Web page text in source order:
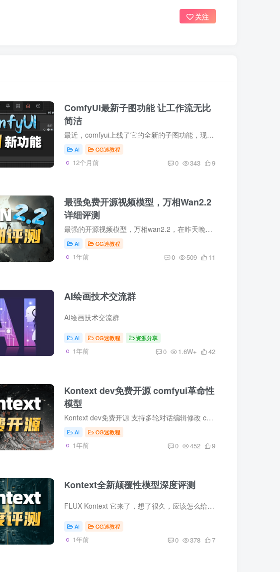
关注
ComfyUI最新子图功能 让工作流无比
简洁
最近，comfyui上线了它的全新的子图功能，现在我们只需框选上对应的节点，点击一下这个子图按钮，瞬间工作流就变得无比简洁清爽了。
AI CG迷教程
12个月前 0 343 9
最强免费开源视频模型，万相Wan2.2
详细评测
最强的开源视频模型，万相wan2.2，在昨天晚上，正式开放给大家下载了，这次万相2.2改用了全新的MoE架构，接下来就给大家详细测试一下wan2.2在comfyui中的实测表现效果。
AI CG迷教程
1年前 0 509 11
AI绘画技术交流群
AI绘画技术交流群
AI CG迷教程 资源分享
1年前 0 1.6W+ 42
Kontext dev免费开源 comfyui革命性
模型
Kontext dev免费开源 支持多轮对话编辑修改 comfyui革命性模型
AI CG迷教程
1年前 0 452 9
Kontext全新颠覆性模型深度评测
FLUX Kontext 它来了，想了很久，应该怎么给这一期教程来给开场白，是跟comfyui社区那样把它称作GPT4o杀手，还是应该按黑森林工作室那样，只需一张图，一段提示词，这就是一个全新的世界。
AI CG迷教程
1年前 0 378 7